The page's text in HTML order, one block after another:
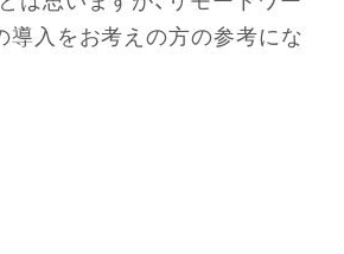
導入をお考えの方の参考にな